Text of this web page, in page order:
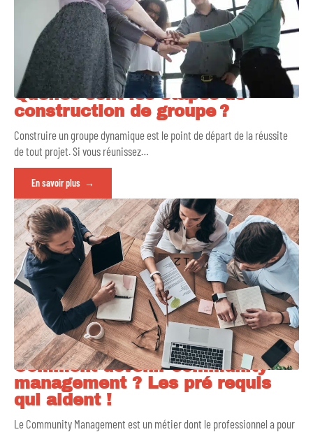
Quelles sont les étapes de
construction de groupe ?
Construire un groupe dynamique est le point de départ de la réussite
de tout projet. Si vous réunissez…
En savoir plus
Comment devenir community
management ? Les pré requis
qui aident !
Le Community Management est un métier dont le professionnel a pour